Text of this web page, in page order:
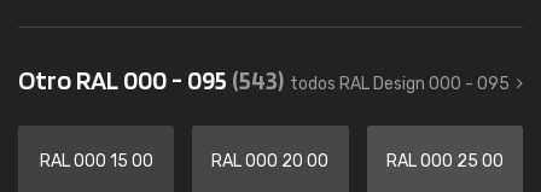
Otro RAL 000 - 095 (543) todos RAL Design 000 - 095
RAL 000 15 00 RAL 000 20 00 RAL 000 25 00